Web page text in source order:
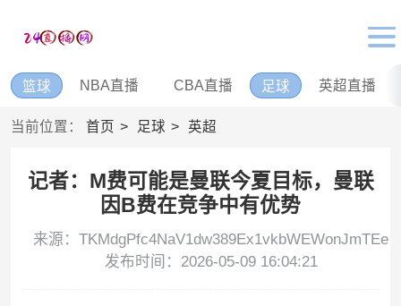
篮球 NBA直播 CBA直播 足球 英超直播
当前位置： 首页 足球 英超
记者：M费可能是曼联今夏目标，曼联
因B费在竞争中有优势
来源：TKMdgPfc4NaV1dw389Ex1vkbWEWonJmTEe
发布时间：2026-05-09 16:04:21